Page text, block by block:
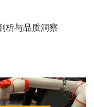
析与品质洞察